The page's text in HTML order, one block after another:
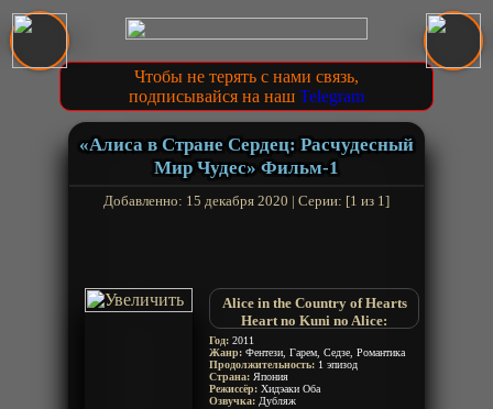
Чтобы не терять с нами связь,
подписывайся на наш Telegram
«Алиса в Стране Сердец: Расчудесный
Мир Чудес» Фильм-1
Добавленно: 15 декабря 2020 | Серии: [1 из 1]
Alice in the Country of Hearts
Heart no Kuni no Alice:
Wonderful Wonder World
Год: 2011
Жанр: Фентези, Гарем, Седзе, Романтика
Продолжительность: 1 эпизод
Страна: Япония
Режиссёр: Хидэаки Оба
Озвучка: Дубляж